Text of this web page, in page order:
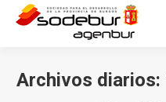
Archivos diarios: